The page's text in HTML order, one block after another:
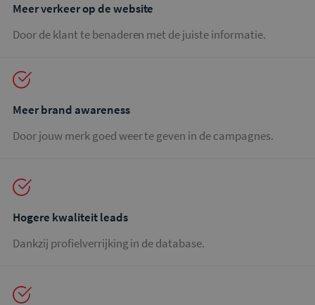
Meer verkeer op de website
Door de klant te benaderen met de juiste informatie.
Meer brand awareness
Door jouw merk goed weer te geven in de campagnes.
Hogere kwaliteit leads
Dankzij profielverrijking in de database.